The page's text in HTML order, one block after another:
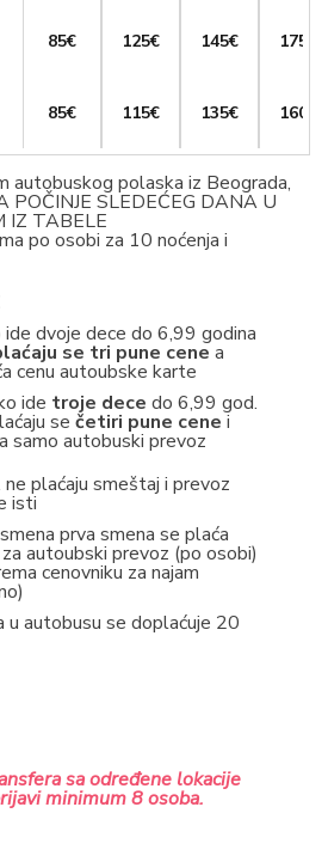
85€
85€
125€
115€
145€
135€
175€
160€
autobuskog polaska iz Beograda,
SLEDEĆEG DANA U
IZ TABELE
po osobi za 10 noćenja i
ide dvoje dece do 6,99 godina
se tri pune cene a
cenu autoubske karte
ide troje dece do 6,99 god.
se četiri pune cene i
samo autobuski prevoz
plaćaju smeštaj i prevoz
isti
prva smena se plaća
autoubski prevoz (po osobi)
cenovniku za najam
u autobusu se doplaćuje 20
sa određene lokacije
minimum 8 osoba.